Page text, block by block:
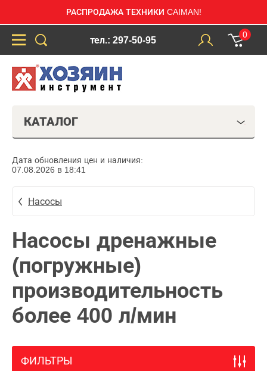
РАСПРОДАЖА ТЕХНИКИ CAIMAN!
тел.: 297-50-95
0
КАТАЛОГ
Дата обновления цен и наличия:
07.08.2026 в 18:41
Насосы
Насосы дренажные
(погружные)
производительность
более 400 л/мин
ФИЛЬТРЫ